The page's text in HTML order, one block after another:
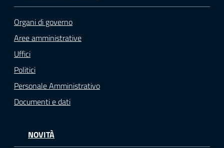
Organi di governo
Aree amministrative
Uffici
Politici
Personale Amministrativo
Documenti e dati
NOVITÀ